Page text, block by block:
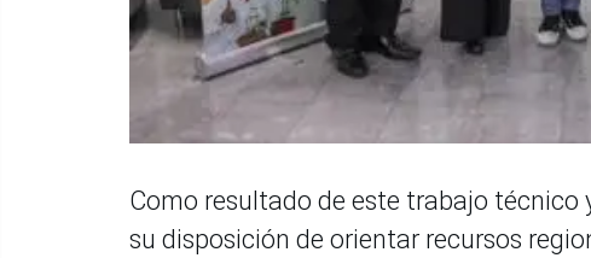
Como resultado de este trabajo técnico
su disposición de orientar recursos